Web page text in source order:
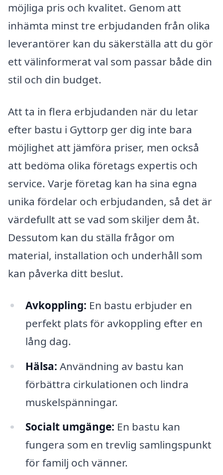
möjliga pris och kvalitet. Genom att
inhämta minst tre erbjudanden från olika
leverantörer kan du säkerställa att du gör
ett välinformerat val som passar både din
stil och din budget.
Att ta in flera erbjudanden när du letar
efter bastu i Gyttorp ger dig inte bara
möjlighet att jämföra priser, men också
att bedöma olika företags expertis och
service. Varje företag kan ha sina egna
unika fördelar och erbjudanden, så det är
värdefullt att se vad som skiljer dem åt.
Dessutom kan du ställa frågor om
material, installation och underhåll som
kan påverka ditt beslut.
Avkoppling: En bastu erbjuder en
perfekt plats för avkoppling efter en
lång dag.
Hälsa: Användning av bastu kan
förbättra cirkulationen och lindra
muskelspänningar.
Socialt umgänge: En bastu kan
fungera som en trevlig samlingspunkt
för familj och vänner.